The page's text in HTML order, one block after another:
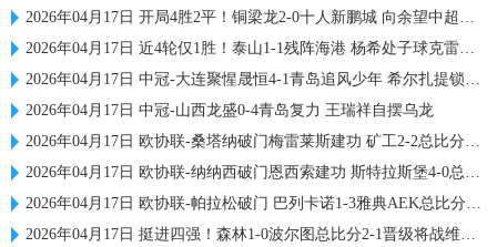
2026年04月17日 开局4胜2平！铜梁龙2-0十人新鹏城 向余望中超首球陈纯新破门
2026年04月17日 近4轮仅1胜！泰山1-1残阵海港 杨希处子球克雷桑小角度任意球扳平
2026年04月17日 中冠-大连聚惺晟恒4-1青岛追风少年 希尔扎提锁定胜局
2026年04月17日 中冠-山西龙盛0-4青岛复力 王瑞祥自摆乌龙
2026年04月17日 欧协联-桑塔纳破门梅雷莱斯建功 矿工2-2总比分5-2阿尔克马尔
2026年04月17日 欧协联-纳纳西破门恩西索建功 斯特拉斯堡4-0总比分4-2淘汰美因茨
2026年04月17日 欧协联-帕拉松破门 巴列卡诺1-3雅典AEK总比分4-3惊险晋级
2026年04月17日 挺进四强！森林1-0波尔图总比分2-1晋级将战维拉 吉布斯-怀特建功